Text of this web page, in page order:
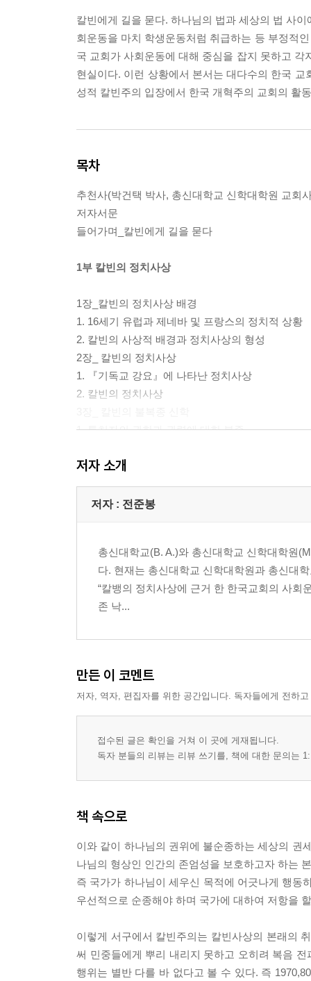
칼빈에게 길을 묻다. 하나님의 법과 세상의 법 사
회운동을 마치 학생운동처럼 취급하는 등 부정적
국 교회가 사회운동에 대해 중심을 잡지 못하고
현실이다. 이런 상황에서 본서는 대다수의 한국
성적 칼빈주의 입장에서 한국 개혁주의 교회의 활
목차
추천사(박건택 박사, 총신대학교 신학대학원 교회
저자서문
들어가며_칼빈에게 길을 묻다
1부 칼빈의 정치사상
1장_칼빈의 정치사상 배경
1. 16세기 유럽과 제네바 및 프랑스의 정치적 상황
2. 칼빈의 사상적 배경과 정치사상의 형성
2장_ 칼빈의 정치사상
1. 『기독교 강요』에 나타난 정치사상
2. 칼빈의 정치사상
1. 통치자의 권한과 권력에 대한 복종
4장_ 칼빈 정치사상의 양면성 및 제(諸) 특성
1. 정치사상의 양면성
2. 칼빈 정치사상의 제 특성
2부 칼빈 정치사상의 제(諸) 영향
1장_ 프랑스의 칼빈주의와 위그노들의 정치사상
1. 프랑스의 칼빈주의와 위그노
2. 영국의 칼빈주의와 크롬웰
3장_ 네덜란드와 남아프리카 공화국의 칼빈주의
1. 네덜란드의 칼빈주의와 아브라함 카이퍼
2. 남아프리카 공화국의 칼빈주의와 인종분리 정책
4장_ 미국의 칼빈주의
5장_ 소결론_정리 및 평가
3부 한국 교회의 사회운동-1970, 1980년대를 중심
1장_ 1960년대 한국 교회의 민주화 운동
1. 1960년대 이전의 한국 교회의 사회운동
2장_ 1970, 1980년대 한국 교회의 민주화 운동
1. 1970년대 한국의 사회적 상황과 경제현황
2. 1970년대 한국 교회의 민주화 운동
저자 소개
저자 : 전준봉
총신대학교(B. A.)와 총신대학교 신학대학원
다. 현재는 총신대학교 신학대학원과 총신대
“칼뱅의 정치사상에 근거 한 한국교회의 사회
존 낙...
만든 이 코멘트
저자, 역자, 편집자를 위한 공간입니다. 독자들에게 전하
접수된 글은 확인을 거쳐 이 곳에 게재됩니다.
독자 분들의 리뷰는 리뷰 쓰기를, 책에 대한 문의는
책 속으로
이와 같이 하나님의 권위에 불순종하는 세상의 권
나님의 형상인 인간의 존엄성을 보호하고자 하는
즉 국가가 하나님이 세우신 목적에 어긋나게 행동
우선적으로 순종해야 하며 국가에 대하여 저항을
이렇게 서구에서 칼빈주의는 칼빈사상의 본래의
써 민중들에게 뿌리 내리지 못하고 오히려 복음
행위는 별반 다를 바 없다고 볼 수 있다. 즉